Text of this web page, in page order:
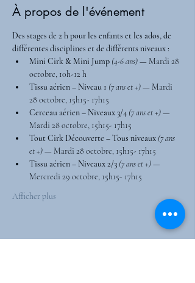
À propos de l'événement
Des stages de 2 h pour les enfants et les ados, de
différentes disciplines et de différents niveaux :
Mini Cirk & Mini Jump (4-6 ans) — Mardi 28
octobre, 10h-12 h
Tissu aérien – Niveau 1 (7 ans et +) — Mardi
28 octobre, 15h15- 17h15
Cerceau aérien – Niveaux 3/4 (7 ans et +) —
Mardi 28 octobre, 15h15- 17h15
Tout Cirk Découverte – Tous niveaux (7 ans
et +) — Mardi 28 octobre, 15h15- 17h15
Tissu aérien – Niveaux 2/3 (7 ans et +) —
Mercredi 29 octobre, 15h15- 17h15
Afficher plus